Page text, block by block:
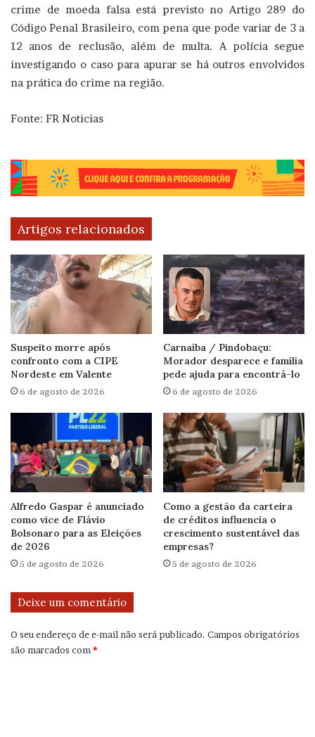
crime de moeda falsa está previsto no Artigo 289 do
Código Penal Brasileiro, com pena que pode variar de 3 a
12 anos de reclusão, além de multa. A polícia segue
investigando o caso para apurar se há outros envolvidos
na prática do crime na região.
Fonte: FR Noticias
Artigos relacionados
Suspeito morre após
confronto com a CIPE
Nordeste em Valente
6 de agosto de 2026
Carnaíba / Pindobaçu:
Morador desparece e família
pede ajuda para encontrá-lo
6 de agosto de 2026
Alfredo Gaspar é anunciado
como vice de Flávio
Bolsonaro para as Eleições
de 2026
5 de agosto de 2026
Como a gestão da carteira
de créditos influencia o
crescimento sustentável das
empresas?
5 de agosto de 2026
Deixe um comentário
O seu endereço de e-mail não será publicado. Campos obrigatórios
são marcados com *